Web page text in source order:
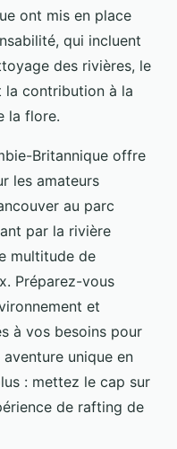
ont mis en place
qui incluent
des rivières, le
la contribution à la
la flore.
Britannique offre
les amateurs
au parc
par la rivière
multitude de
Préparez-vous
et
à vos besoins pour
unique en
: mettez le cap sur
de rafting de